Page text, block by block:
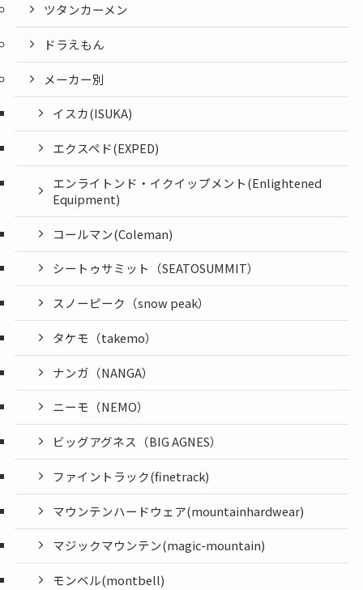
ツタンカーメン
ドラえもん
メーカー別
イスカ(ISUKA)
エクスペド(EXPED)
エンライトンド・イクイップメント(Enlightened
Equipment)
コールマン(Coleman)
シートゥサミット（SEATOSUMMIT）
スノーピーク（snow peak）
タケモ（takemo）
ナンガ（NANGA）
ニーモ（NEMO）
ビッグアグネス（BIG AGNES）
ファイントラック(finetrack)
マウンテンハードウェア(mountainhardwear)
マジックマウンテン(magic-mountain)
モンベル(montbell)